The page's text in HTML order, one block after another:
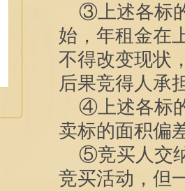
③上述各标
始，年租金在
不得改变现状
后果竞得人承
④上述各标
卖标的面积偏
⑤竞买人交
竞买活动，但